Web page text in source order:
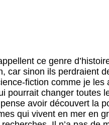
ce genre
car sinon ils perdraient
fiction comme je les
pourrait changer toutes
avoir découvert la
qui vivent en mer en